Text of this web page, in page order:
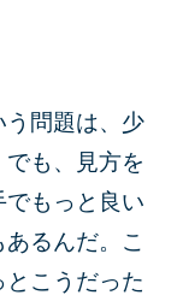
う問題は、少
も、見方を
もっと良い
るんだ。こ
こうだった